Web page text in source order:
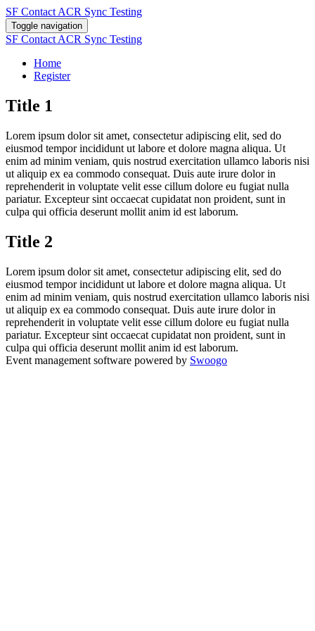
SF Contact ACR Sync Testing
Toggle navigation
SF Contact ACR Sync Testing
Home
Register
Title 1
Lorem ipsum dolor sit amet, consectetur adipiscing elit, sed do
eiusmod tempor incididunt ut labore et dolore magna aliqua. Ut
enim ad minim veniam, quis nostrud exercitation ullamco laboris nisi
ut aliquip ex ea commodo consequat. Duis aute irure dolor in
reprehenderit in voluptate velit esse cillum dolore eu fugiat nulla
pariatur. Excepteur sint occaecat cupidatat non proident, sunt in
culpa qui officia deserunt mollit anim id est laborum.
Title 2
Lorem ipsum dolor sit amet, consectetur adipiscing elit, sed do
eiusmod tempor incididunt ut labore et dolore magna aliqua. Ut
enim ad minim veniam, quis nostrud exercitation ullamco laboris nisi
ut aliquip ex ea commodo consequat. Duis aute irure dolor in
reprehenderit in voluptate velit esse cillum dolore eu fugiat nulla
pariatur. Excepteur sint occaecat cupidatat non proident, sunt in
culpa qui officia deserunt mollit anim id est laborum.
Event management software powered by Swoogo